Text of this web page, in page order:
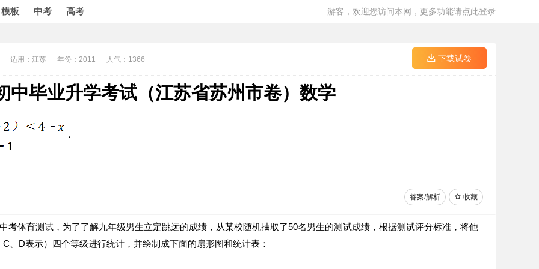
模板 中考 高考 游客，欢迎您访问本网，更多功能请点此登录
适用：江苏 年份：2011 人气：1366 下载试卷
中毕业升学考试（江苏省苏州市卷）数学
．
收藏
答案/解析
考体育测试，为了了解九年级男生立定跳远的成绩，从某校随机抽取了50名男生的测试成绩，根据测试评分标准，将他
、D表示）四个等级进行统计，并绘制成下面的扇形图和统计表：